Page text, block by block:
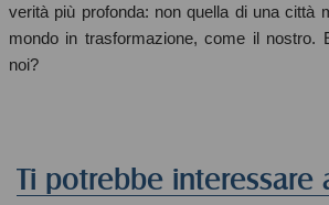
verità più profonda: non quella di una città
mondo in trasformazione, come il nostro.
noi?
Ti potrebbe interessare